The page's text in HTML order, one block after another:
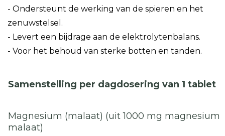
- Ondersteunt de werking van de spieren en het
zenuwstelsel.
- Levert een bijdrage aan de elektrolytenbalans.
- Voor het behoud van sterke botten en tanden.
Samenstelling per dagdosering van 1 tablet
Magnesium (malaat) (uit 1000 mg magnesium
malaat)